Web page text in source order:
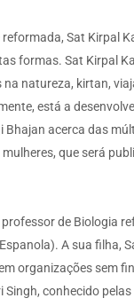
Sat Kirpal
formas. Sat Kirpal
natureza, kirtan,
está a
Bhajan acerca das
que será
professor de Biologia
A sua filha,
organizações sem
Singh, conhecido